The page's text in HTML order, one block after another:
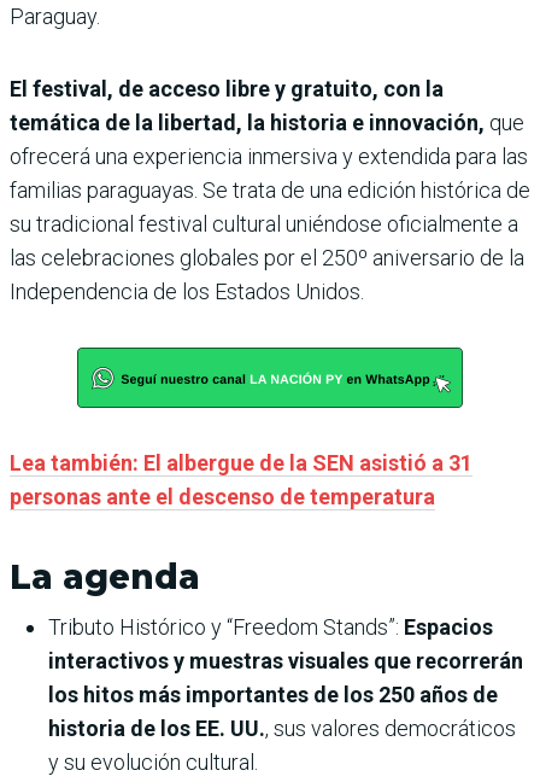
Paraguay.
El festival, de acceso libre y gratuito, con la
temática de la libertad, la historia e innovación, que
ofrecerá una experiencia inmersiva y extendida para las
familias paraguayas. Se trata de una edición histórica de
su tradicional festival cultural uniéndose oficialmente a
las celebraciones globales por el 250º aniversario de la
Independencia de los Estados Unidos.
Lea también: El albergue de la SEN asistió a 31
personas ante el descenso de temperatura
La agenda
Tributo Histórico y “Freedom Stands”: Espacios
interactivos y muestras visuales que recorrerán
los hitos más importantes de los 250 años de
historia de los EE. UU., sus valores democráticos
y su evolución cultural.